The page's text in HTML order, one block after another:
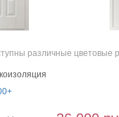
различные цветовые